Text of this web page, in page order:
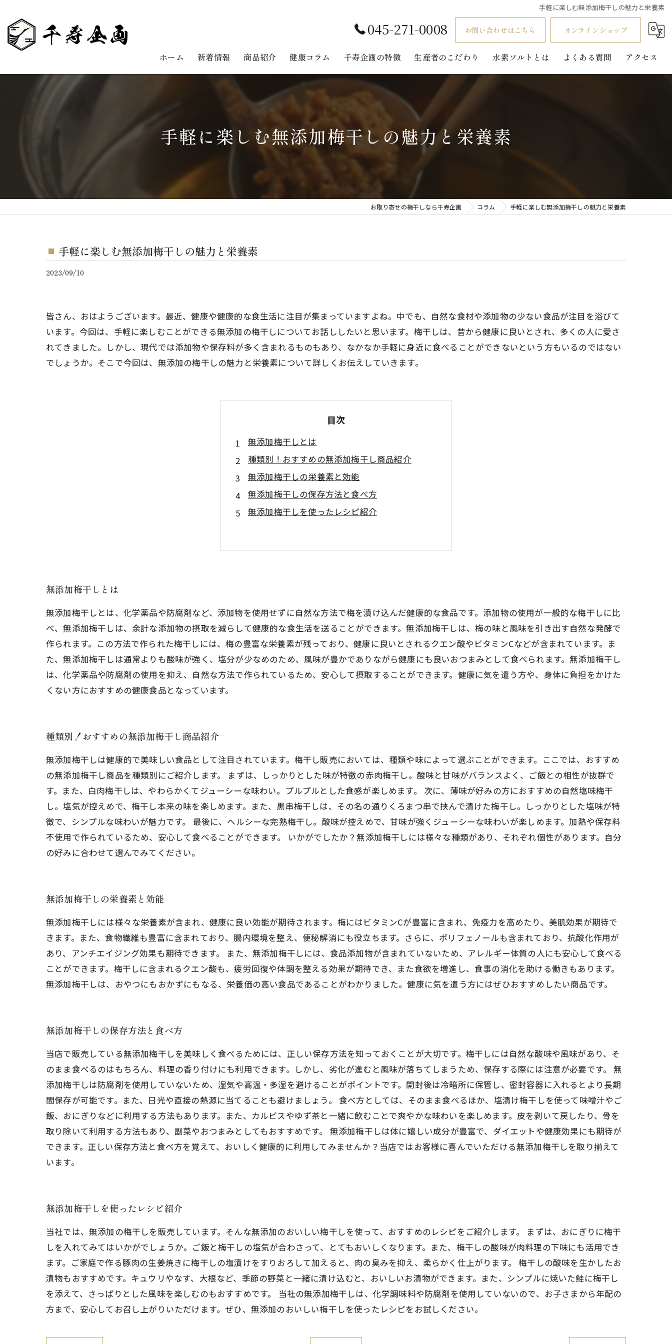
手軽に楽しむ無添加梅干しの魅力と栄養素
045-271-0008 お問い合わせはこちら オンラインショップ
ホーム 新着情報 商品紹介 健康コラム 千寿企画の特徴
味噌
無添加
鉄分
健康
生産者のこだわり 水素ソルトとは よくある質問 アクセス
手軽に楽しむ無添加梅干しの魅力と栄養素
お取り寄せの梅干しなら千寿企画 コラム 手軽に楽しむ無添加梅干しの魅力と栄養素
手軽に楽しむ無添加梅干しの魅力と栄養素
2023/09/10
皆さん、おはようございます。最近、健康や健康的な食生活に注目が集まっていますよね。中でも、自然な食材や添加物の少ない食品が注目を浴びて
います。今回は、手軽に楽しむことができる無添加の梅干しについてお話ししたいと思います。梅干しは、昔から健康に良いとされ、多くの人に愛さ
れてきました。しかし、現代では添加物や保存料が多く含まれるものもあり、なかなか手軽に身近に食べることができないという方もいるのではない
でしょうか。そこで今回は、無添加の梅干しの魅力と栄養素について詳しくお伝えしていきます。
目次
無添加梅干しとは
種類別！おすすめの無添加梅干し商品紹介
無添加梅干しの栄養素と効能
無添加梅干しの保存方法と食べ方
無添加梅干しを使ったレシピ紹介
無添加梅干しとは
無添加梅干しとは、化学薬品や防腐剤など、添加物を使用せずに自然な方法で梅を漬け込んだ健康的な食品です。添加物の使用が一般的な梅干しに比
べ、無添加梅干しは、余計な添加物の摂取を減らして健康的な食生活を送ることができます。無添加梅干しは、梅の味と風味を引き出す自然な発酵で
作られます。この方法で作られた梅干しには、梅の豊富な栄養素が残っており、健康に良いとされるクエン酸やビタミンCなどが含まれています。ま
た、無添加梅干しは通常よりも酸味が強く、塩分が少なめのため、風味が豊かでありながら健康にも良いおつまみとして食べられます。無添加梅干し
は、化学薬品や防腐剤の使用を抑え、自然な方法で作られているため、安心して摂取することができます。健康に気を遣う方や、身体に負担をかけた
くない方におすすめの健康食品となっています。
種類別！おすすめの無添加梅干し商品紹介
無添加梅干しは健康的で美味しい食品として注目されています。梅干し販売においては、種類や味によって選ぶことができます。ここでは、おすすめ
の無添加梅干し商品を種類別にご紹介します。 まずは、しっかりとした味が特徴の赤肉梅干し。酸味と甘味がバランスよく、ご飯との相性が抜群で
す。また、白肉梅干しは、やわらかくてジューシーな味わい。プルプルとした食感が楽しめます。 次に、薄味が好みの方におすすめの自然塩味梅干
し。塩気が控えめで、梅干し本来の味を楽しめます。また、黒串梅干しは、その名の通りくろまつ串で挟んで漬けた梅干し。しっかりとした塩味が特
徴で、シンプルな味わいが魅力です。 最後に、ヘルシーな完熟梅干し。酸味が控えめで、甘味が強くジューシーな味わいが楽しめます。加熱や保存料
不使用で作られているため、安心して食べることができます。 いかがでしたか？無添加梅干しには様々な種類があり、それぞれ個性があります。自分
の好みに合わせて選んでみてください。
無添加梅干しの栄養素と効能
無添加梅干しには様々な栄養素が含まれ、健康に良い効能が期待されます。梅にはビタミンCが豊富に含まれ、免疫力を高めたり、美肌効果が期待で
きます。また、食物繊維も豊富に含まれており、腸内環境を整え、便秘解消にも役立ちます。さらに、ポリフェノールも含まれており、抗酸化作用が
あり、アンチエイジング効果も期待できます。 また、無添加梅干しには、食品添加物が含まれていないため、アレルギー体質の人にも安心して食べる
ことができます。梅干しに含まれるクエン酸も、疲労回復や体調を整える効果が期待でき、また食欲を増進し、食事の消化を助ける働きもあります。
無添加梅干しは、おやつにもおかずにもなる、栄養価の高い食品であることがわかりました。健康に気を遣う方にはぜひおすすめしたい商品です。
無添加梅干しの保存方法と食べ方
当店で販売している無添加梅干しを美味しく食べるためには、正しい保存方法を知っておくことが大切です。梅干しには自然な酸味や風味があり、そ
のまま食べるのはもちろん、料理の香り付けにも利用できます。しかし、劣化が進むと風味が落ちてしまうため、保存する際には注意が必要です。 無
添加梅干しは防腐剤を使用していないため、湿気や高温・多湿を避けることがポイントです。開封後は冷暗所に保管し、密封容器に入れるとより長期
間保存が可能です。また、日光や直接の熱源に当てることも避けましょう。 食べ方としては、そのまま食べるほか、塩漬け梅干しを使って味噌汁やご
飯、おにぎりなどに利用する方法もあります。また、カルピスやゆず茶と一緒に飲むことで爽やかな味わいを楽しめます。皮を剥いて戻したり、骨を
取り除いて利用する方法もあり、副菜やおつまみとしてもおすすめです。 無添加梅干しは体に嬉しい成分が豊富で、ダイエットや健康効果にも期待が
できます。正しい保存方法と食べ方を覚えて、おいしく健康的に利用してみませんか？当店ではお客様に喜んでいただける無添加梅干しを取り揃えて
います。
無添加梅干しを使ったレシピ紹介
当社では、無添加の梅干しを販売しています。そんな無添加のおいしい梅干しを使って、おすすめのレシピをご紹介します。 まずは、おにぎりに梅干
しを入れてみてはいかがでしょうか。ご飯と梅干しの塩気が合わさって、とてもおいしくなります。また、梅干しの酸味が肉料理の下味にも活用でき
ます。ご家庭で作る豚肉の生姜焼きに梅干しの塩漬けをすりおろして加えると、肉の臭みを抑え、柔らかく仕上がります。 梅干しの酸味を生かしたお
漬物もおすすめです。キュウリやなす、大根など、季節の野菜と一緒に漬け込むと、おいしいお漬物ができます。また、シンプルに焼いた鮭に梅干し
を添えて、さっぱりとした風味を楽しむのもおすすめです。 当社の無添加梅干しは、化学調味料や防腐剤を使用していないので、お子さまから年配の
方まで、安心してお召し上がりいただけます。ぜひ、無添加のおいしい梅干しを使ったレシピをお試しください。